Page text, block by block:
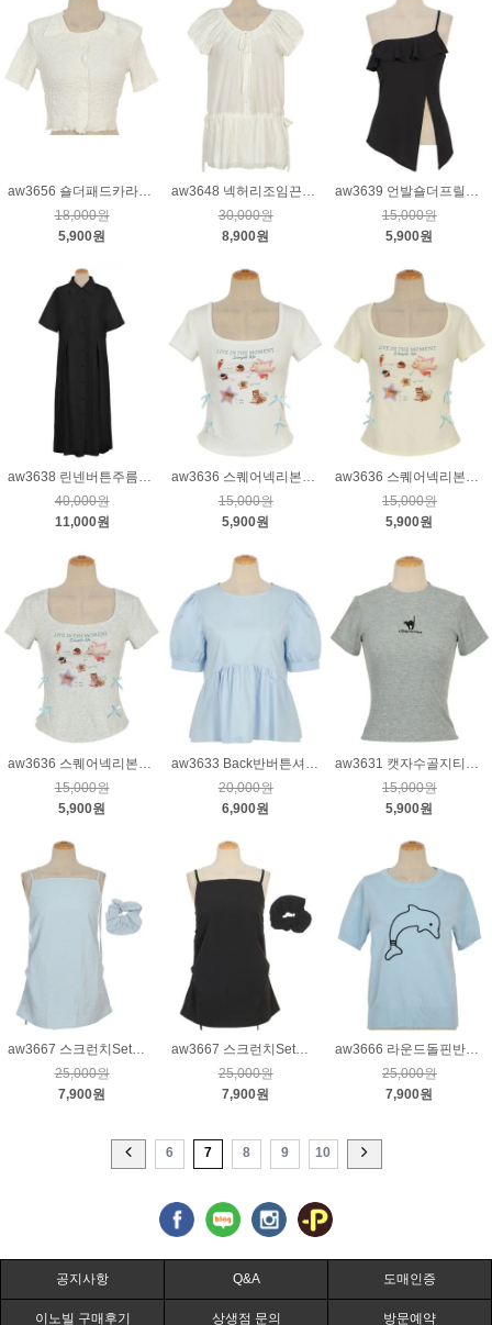
aw3656 숄더패드카라엠보스판숏버튼티_크림
18,000원
5,900원
aw3648 넥허리조임끈부분버튼블라우스_아이보리
30,000원
8,900원
aw3639 언발숄더프릴티_블랙
15,000원
5,900원
aw3638 린넨버튼주름포인트원피스_블랙
40,000원
11,000원
aw3636 스퀘어넥리본장식골지티_크림
15,000원
5,900원
aw3636 스퀘어넥리본장식골지티_연노랑
15,000원
5,900원
aw3636 스퀘어넥리본장식골지티_그레이
15,000원
5,900원
aw3633 Back반버튼셔링튜닉_블루
20,000원
6,900원
aw3631 캣자수골지티_그레이
15,000원
5,900원
aw3667 스크런치Set바스락끈나시블라우스_블루
25,000원
7,900원
aw3667 스크런치Set바스락끈나시블라우스_블랙
25,000원
7,900원
aw3666 라운드돌핀반소매니트_블루
25,000원
7,900원
6 7 8 9 10
공지사항 Q&A 도매인증
이노빌 구매후기 상생점 문의 방문예약